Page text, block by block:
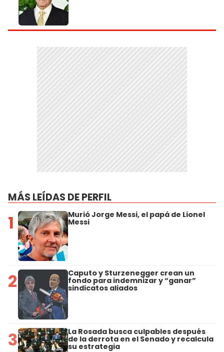
MÁS LEÍDAS DE PERFIL
1 Murió Jorge Messi, el papá de Lionel
Messi
2 Caputo y Sturzenegger crean un
fondo para indemnizar y “ganar”
sindicatos aliados
3 La Rosada busca culpables después
de la derrota en el Senado y recalcula
su estrategia